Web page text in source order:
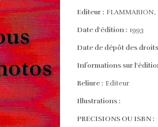
Editeur : FLAMMARION,
Date d'édition : 1993
Date de dépôt des
Informations sur
Reliure : Editeur
Illustrations :
PRECISIONS OU ISBN :